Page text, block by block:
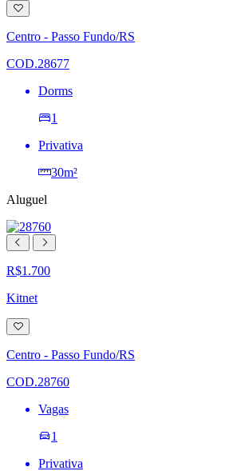
Adicionar
à
lista
de
Centro - Passo Fundo/RS
COD.28677
Dorms
1
Privativa
30m²
Aluguel
R$1.700
Kitnet
Adicionar
à
lista
de
Centro - Passo Fundo/RS
COD.28760
Vagas
1
Privativa